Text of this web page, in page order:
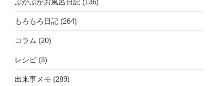
もろもろ日記 (264)
コラム (20)
レシピ (3)
出来事メモ (289)